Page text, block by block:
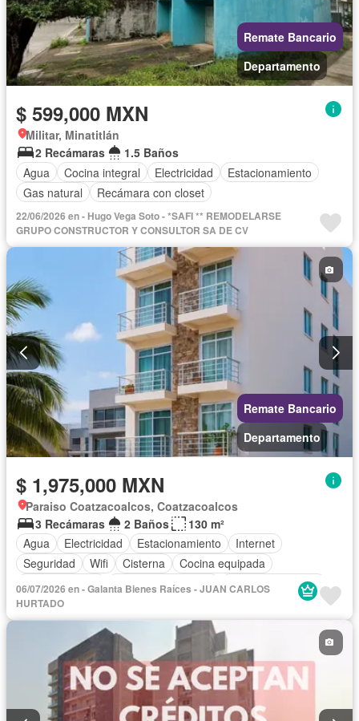
Remate Bancario
Departamento
$ 599,000 MXN
Militar, Minatitlán
2 Recámaras
1.5 Baños
Agua
Cocina integral Electricidad
Estacionamiento
Gas natural
Recámara con closet
22/06/2026 en - Hugo Vega Soto - *SAFI ** REMODELARSE
GRUPO CONSTRUCTOR Y CONSULTOR SA DE CV
Remate Bancario
Departamento
$ 1,975,000 MXN
Paraiso Coatzacoalcos, Coatzacoalcos
3 Recámaras
2 Baños
130 m²
Agua
Electricidad Estacionamiento
Internet
Seguridad
Wifi Cisterna
Cocina equipada
Cocina integral
Cuarto de Limpieza
Cuarto de servicio
Recámara con closet
06/07/2026 en - Galanta Bienes Raíces - JUAN CARLOS
HURTADO